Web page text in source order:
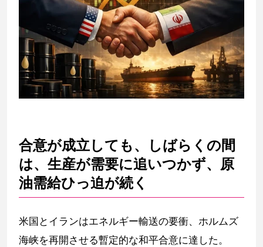
合意が成立しても、しばらくの間
は、生産が需要に追いつかず、原
油需給ひっ迫が続く
米国とイランはエネルギー輸送の要衝、ホルムズ
海峡を再開させる暫定的な和平合意に達した。